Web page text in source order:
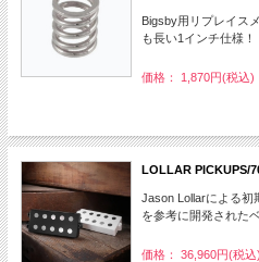
Bigsby用リプレイス
も長い1インチ仕様！
価格： 1,870円(税込)
LOLLAR PICKUPS/
Jason Lollarによる初
を参考に開発された
価格： 36,960円(税込)